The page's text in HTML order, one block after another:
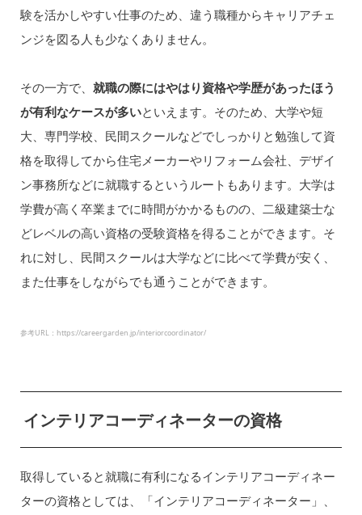
験を活かしやすい仕事のため、違う職種からキャリアチェ
ンジを図る人も少なくありません。
その一方で、 就職の際にはやはり資格や学歴があったほう
が有利なケースが多いといえます。そのため、大学や短
大、専門学校、民間スクールなどでしっかりと勉強して資
格を取得してから住宅メーカーやリフォーム会社、デザイ
ン事務所などに就職するというルートもあります。大学は
学費が高く卒業までに時間がかかるものの、二級建築士な
どレベルの高い資格の受験資格を得ることができます。そ
れに対し、民間スクールは大学などに比べて学費が安く、
また仕事をしながらでも通うことができます。
参考URL：https://careergarden.jp/interiorcoordinator/
インテリアコーディネーターの資格
取得していると就職に有利になるインテリアコーディネー
ターの資格としては、「インテリアコーディネーター」、